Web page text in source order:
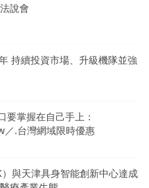
說會
持續投資市場、升級機隊並強
要掌握在自己手上：
.台灣網域限時優惠
與天津具身智能創新中心達成